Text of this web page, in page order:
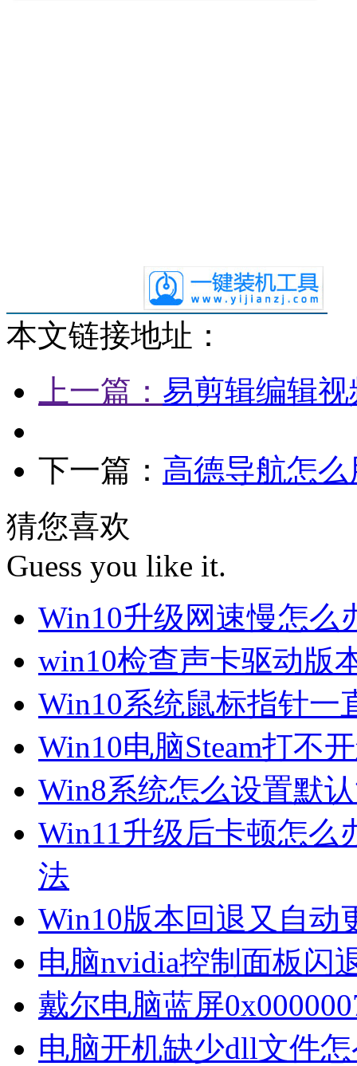
本文链接地址：
上一篇： 易剪辑编辑
下一篇： 高德导航怎
猜您喜欢
Guess you like it.
Win10升级网速慢怎么
win10检查声卡驱动版
Win10系统鼠标指针一
Win10电脑Steam打不
Win8系统怎么设置默
Win11升级后卡顿怎么
法
Win10版本回退又自动
电脑nvidia控制面板闪
戴尔电脑蓝屏
电脑开机缺少dll文件